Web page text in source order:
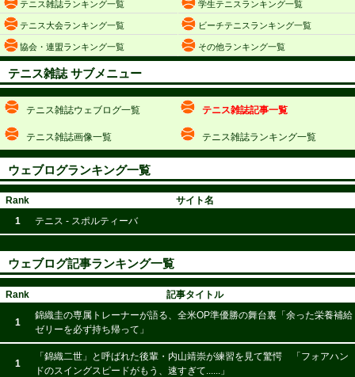
テニス雑誌ランキング一覧 学生テニスランキング一覧
テニス大会ランキング一覧 ビーチテニスランキング一覧
協会・連盟ランキング一覧 その他ランキング一覧
テニス雑誌 サブメニュー
テニス雑誌ウェブログ一覧 テニス雑誌記事一覧
テニス雑誌画像一覧 テニス雑誌ランキング一覧
ウェブログランキング一覧
Rank
サイト名
1
テニス - スポルティーバ
ウェブログ記事ランキング一覧
Rank 記事タイトル
1
錦織圭の専属トレーナーが語る、全米OP準優勝の舞台裏「余った栄養補給
ゼリーを必ず持ち帰って」
1
「錦織二世」と呼ばれた後輩・内山靖崇が練習を見て驚愕 「フォアハン
ドのスイングスピードがもう、速すぎて......」